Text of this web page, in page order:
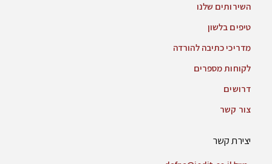
השירותים שלנו
טיפים בלשון
מדריכי כתיבה להורדה
לקוחות מספרים
דרושים
צור קשר
יצירת קשר